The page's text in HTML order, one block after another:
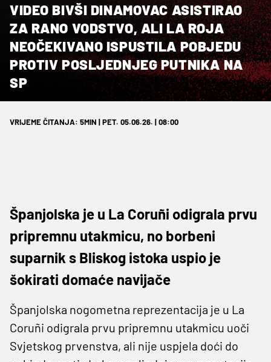
VIDEO BIVŠI DINAMOVAC ASISTIRAO
ZA RANO VODSTVO, ALI LA ROJA
NEOČEKIVANO ISPUSTILA POBJEDU
PROTIV POSLJEDNJEG PUTNIKA NA
SP
VRIJEME ČITANJA: 5MIN | PET. 05.06.26. | 08:00
Španjolska je u La Coruñi odigrala prvu
pripremnu utakmicu, no borbeni
suparnik s Bliskog istoka uspio je
šokirati domaće navijače
Španjolska nogometna reprezentacija je u La
Coruñi odigrala prvu pripremnu utakmicu uoči
Svjetskog prvenstva, ali nije uspjela doći do